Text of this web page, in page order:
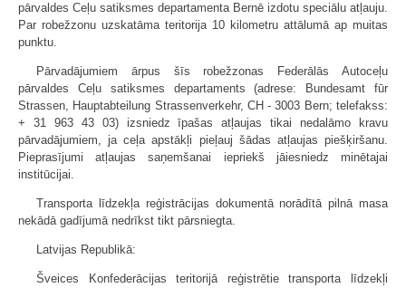
pārvaldes Ceļu satiksmes departamenta Bernē izdotu speciālu atļauju.
Par robežzonu uzskatāma teritorija 10 kilometru attālumā ap muitas
punktu.
Pārvadājumiem ārpus šīs robežzonas Federālās Autoceļu
pārvaldes Ceļu satiksmes departaments (adrese: Bundesamt fūr
Strassen, Hauptabteilung Strassenverkehr, CH - 3003 Bern; telefakss:
+ 31 963 43 03) izsniedz īpašas atļaujas tikai nedalāmo kravu
pārvadājumiem, ja ceļa apstākļi pieļauj šādas atļaujas piešķiršanu.
Pieprasījumi atļaujas saņemšanai iepriekš jāiesniedz minētajai
institūcijai.
Transporta līdzekļa reģistrācijas dokumentā norādītā pilnā masa
nekādā gadījumā nedrīkst tikt pārsniegta.
Latvijas Republikā:
Šveices Konfederācijas teritorijā reģistrētie transporta līdzekļi